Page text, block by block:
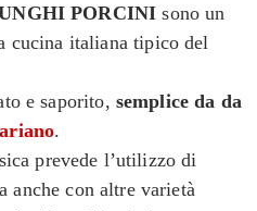
PORCINI sono un
cucina italiana tipico del
e saporito, semplice da da
.
prevede l’utilizzo di
anche con altre varietà